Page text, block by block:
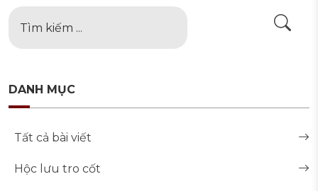
DANH MỤC
Tất cả bài viết
Hộc lưu tro cốt